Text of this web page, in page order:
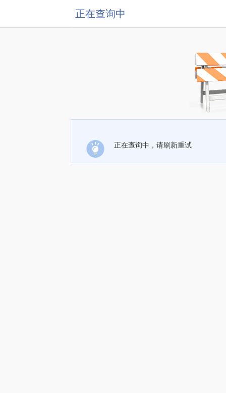
正在查询中
正在查询中，请刷新重试